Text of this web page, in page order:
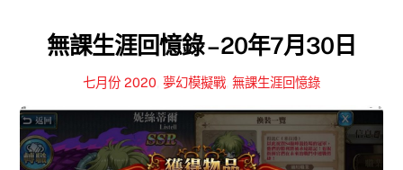
無課生涯回憶錄 – 20年7月30日
七月份 2020 夢幻模擬戰 無課生涯回憶錄